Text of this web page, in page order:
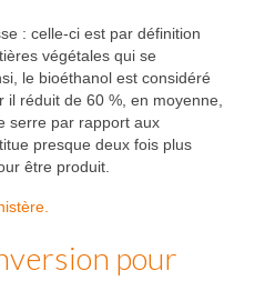
: celle-ci est par définition
végétales qui se
le bioéthanol est considéré
réduit de 60 %, en moyenne,
serre par rapport aux
presque deux fois plus
être produit.
pour